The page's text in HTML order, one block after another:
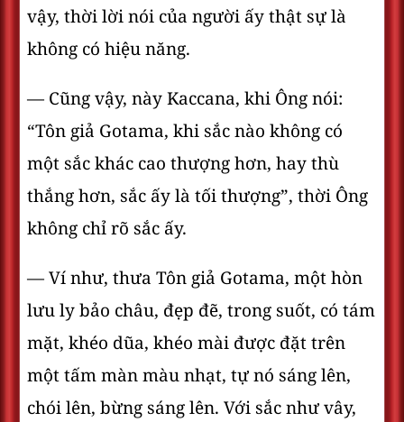
vậy, thời lời nói của người ấy thật sự là
không có hiệu năng.
— Cũng vậy, này Kaccana, khi Ông nói:
“Tôn giả Gotama, khi sắc nào không có
một sắc khác cao thượng hơn, hay thù
thắng hơn, sắc ấy là tối thượng”, thời Ông
không chỉ rõ sắc ấy.
— Ví như, thưa Tôn giả Gotama, một hòn
lưu ly bảo châu, đẹp đẽ, trong suốt, có tám
mặt, khéo dũa, khéo mài được đặt trên
một tấm màn màu nhạt, tự nó sáng lên,
chói lên, bừng sáng lên. Với sắc như vây,